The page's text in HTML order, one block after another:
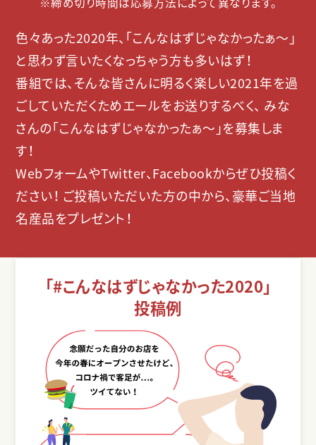
色々あった2020年、「こんなはずじゃなかったぁ〜」
と思わず言いたくなっちゃう方も多いはず！
番組では、そんな皆さんに明るく楽しい2021年を過
ごしていただくためエールをお送りするべく、 みな
さんの「こんなはずじゃなかったぁ～」を募集しま
す！
WebフォームやTwitter、Facebookからぜひ投稿く
ださい！ ご投稿いただいた方の中から、豪華ご当地
名産品をプレゼント！
「#こんなはずじゃなかった2020」
投稿例